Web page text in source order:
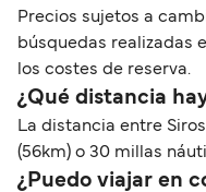
Precios sujetos a
búsquedas realizadas
los costes de reserva.
¿Qué distancia
La distancia entre
(56km) o 30 millas
¿Puedo viajar en